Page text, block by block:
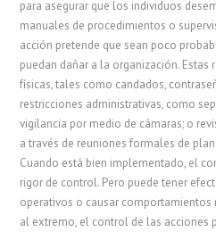
para asegurar que los individuos
manuales de procedimientos o
acción pretende que sean poco
puedan dañar a la organización. Estas
físicas, tales como candados,
restricciones administrativas, como
vigilancia por medio de cámaras; o
a través de reuniones formales de
Cuando está bien implementado, el
rigor de control. Pero puede tener
operativos o causar comportamientos
al extremo, el control de las acciones